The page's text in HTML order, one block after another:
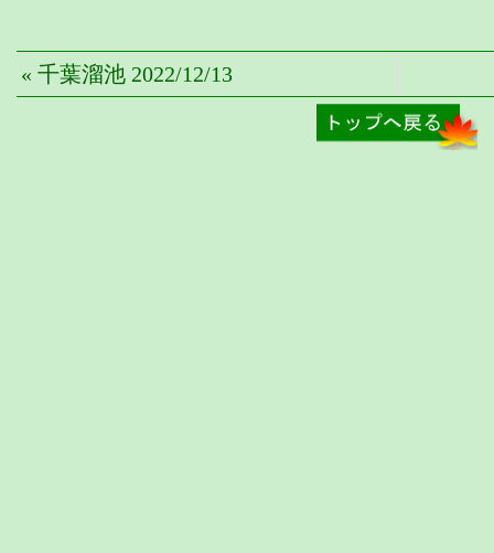
« 千葉溜池 2022/12/13